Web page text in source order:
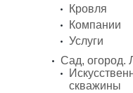
Кровля
Компании
Услуги
Сад, огород.
скважины